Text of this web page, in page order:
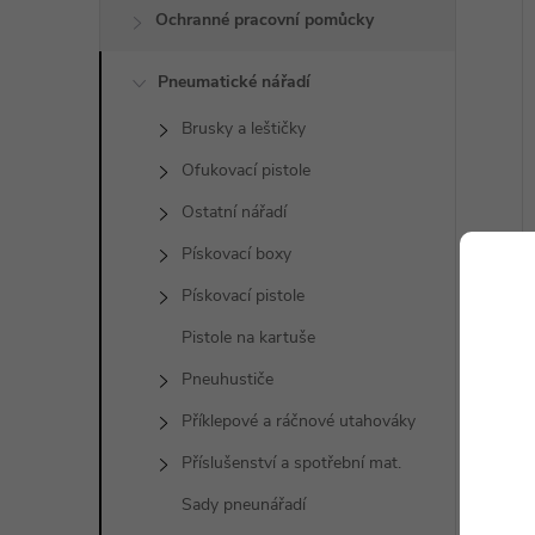
Ochranné pracovní pomůcky
Pneumatické nářadí
Brusky a leštičky
Ofukovací pistole
Ostatní nářadí
Pískovací boxy
Pískovací pistole
Pistole na kartuše
Pneuhustiče
Příklepové a ráčnové utahováky
Příslušenství a spotřební mat.
Sady pneunářadí